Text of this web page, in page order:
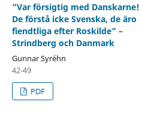
”Var försigtig med Danskarne!
De förstå icke Svenska, de äro
fiendtliga efter Roskilde” –
Strindberg och Danmark
Gunnar Syréhn
42-49
PDF